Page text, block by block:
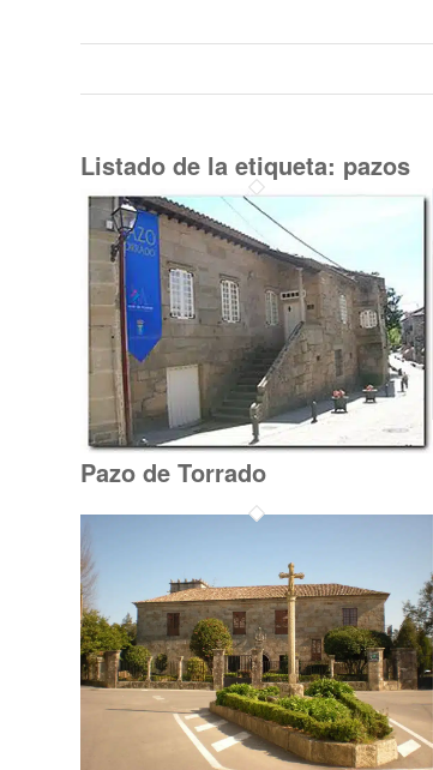
Listado de la etiqueta: pazos
Pazo de Torrado